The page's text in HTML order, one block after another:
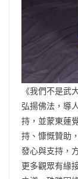
《我們不是武
弘揚佛法，導
持，並蒙東蓮
持、慷慨贊助
發心與支持，
更多觀眾有緣